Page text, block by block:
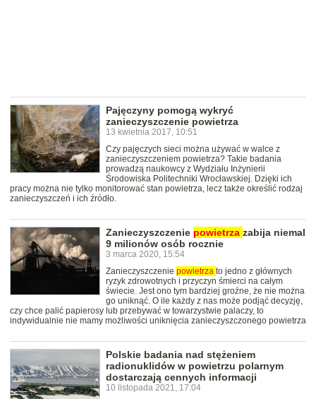
Pajęczyny pomogą wykryć
zanieczyszczenie powietrza
13 kwietnia 2017, 10:51
Czy pajęczych sieci można używać w walce z
zanieczyszczeniem powietrza? Takie badania
prowadzą naukowcy z Wydziału Inżynierii
Środowiska Politechniki Wrocławskiej. Dzięki ich
pracy można nie tylko monitorować stan powietrza, lecz także określić rodzaj
zanieczyszczeń i ich źródło.
Zanieczyszczenie powietrza zabija niemal
9 milionów osób rocznie
3 marca 2020, 15:54
Zanieczyszczenie powietrza to jedno z głównych
ryzyk zdrowotnych i przyczyn śmierci na całym
świecie. Jest ono tym bardziej groźne, że nie można
go uniknąć. O ile każdy z nas może podjąć decyzję,
czy chce palić papierosy lub przebywać w towarzystwie palaczy, to
indywidualnie nie mamy możliwości uniknięcia zanieczyszczonego powietrza
Polskie badania nad stężeniem
radionuklidów w powietrzu polarnym
dostarczają cennych informacji
10 listopada 2021, 17:04